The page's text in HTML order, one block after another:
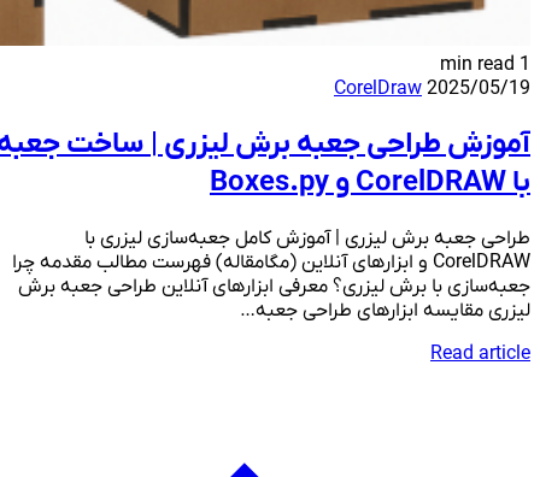
2025/05/19
CorelDraw
آموزش طراحی جعبه برش لیزری | ساخت جعبه
با CorelDRAW و Boxes.py
طراحی جعبه برش لیزری | آموزش کامل جعبه‌سازی لیزری با
CorelDRAW و ابزارهای آنلاین (مگامقاله) فهرست مطالب مقدمه چرا
جعبه‌سازی با برش لیزری؟ معرفی ابزارهای آنلاین طراحی جعبه برش
لیزری مقایسه ابزارهای طراحی جعبه…
Read article